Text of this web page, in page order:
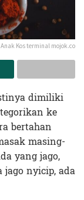
Kos terminal mojok.co
dimiliki
ke
bertahan
masing-
yang jago,
jago nyicip, ada